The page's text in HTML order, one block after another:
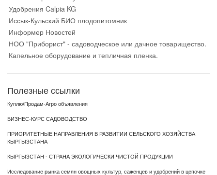
Удобрения Calpia KG
Иссык-Кульский БИО плодопитомник
Информер Новостей
НОО "Приборист" - садоводческое или дачное товарищество.
Капельное оборудование и тепличная пленка.
Полезные ссылки
Куплю/Продам-Агро объявления
БИЗНЕС-КУРС САДОВОДСТВО
ПРИОРИТЕТНЫЕ НАПРАВЛЕНИЯ В РАЗВИТИИ СЕЛЬСКОГО ХОЗЯЙСТВА
КЫРГЫЗСТАНА
КЫРГЫЗСТАН - СТРАНА ЭКОЛОГИЧЕСКИ ЧИСТОЙ ПРОДУКЦИИ
Исследование рынка семян овощных культур, саженцев и удобрений в цепочке